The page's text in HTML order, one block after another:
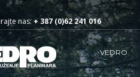
nas: + 387 (0)62 241 016
VEDRO